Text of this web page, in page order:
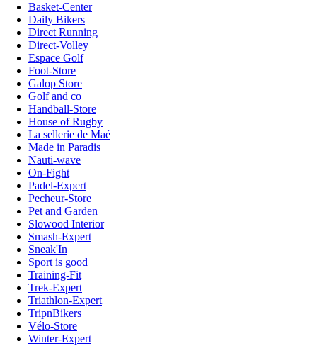
Basket-Center
Daily Bikers
Direct Running
Direct-Volley
Espace Golf
Foot-Store
Galop Store
Golf and co
Handball-Store
House of Rugby
La sellerie de Maé
Made in Paradis
Nauti-wave
On-Fight
Padel-Expert
Pecheur-Store
Pet and Garden
Slowood Interior
Smash-Expert
Sneak'In
Sport is good
Training-Fit
Trek-Expert
Triathlon-Expert
TripnBikers
Vélo-Store
Winter-Expert